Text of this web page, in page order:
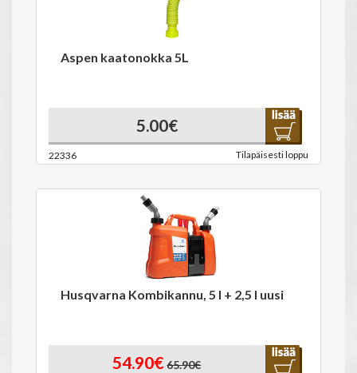
Aspen kaatonokka 5L
5.00€
22336 Tilapäisesti loppu
Husqvarna Kombikannu, 5 l + 2,5 l uusi
54.90€ 65.90€